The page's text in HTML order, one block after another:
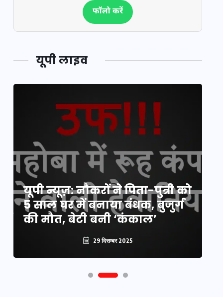
फॉलो करें
यूपी लाइव
यूपी न्यूज़: नौकरों ने पिता-पुत्री को
5 साल घर में बनाया बंधक, बुजुर्ग
की मौत, बेटी बनी ‘कंकाल’
29 दिसम्बर 2025